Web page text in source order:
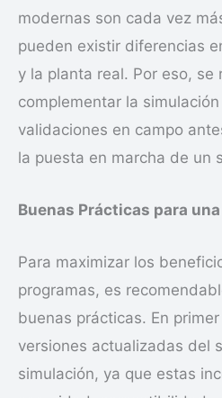
modernas son cada vez
pueden existir diferencias
y la planta real. Por eso, se
complementar la
validaciones en campo
la puesta en marcha de un
Buenas Prácticas para
Para maximizar los
programas, es
buenas prácticas. En
versiones actualizadas del
simulación, ya que estas